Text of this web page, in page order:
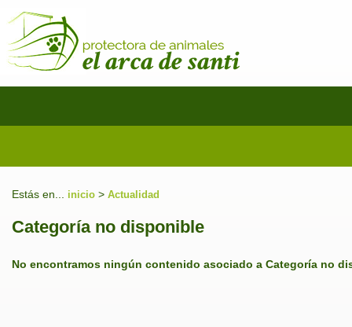
Estás en... inicio > Actualidad
Categoría no disponible
No encontramos ningún contenido asociado a Categoría no